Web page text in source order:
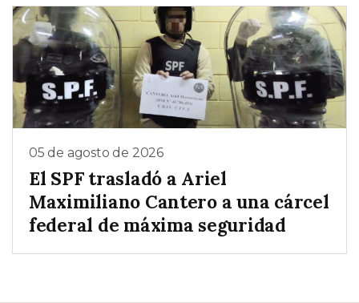
05 de agosto de 2026
El SPF trasladó a Ariel
Maximiliano Cantero a una cárcel
federal de máxima seguridad